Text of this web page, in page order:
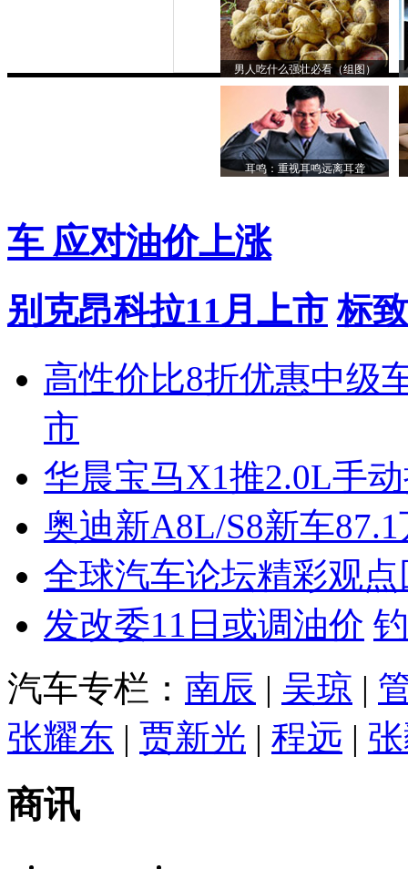
男人吃什么强壮必看（组图）
耳鸣：重视耳鸣远离耳聋
车 应对油价上涨
别克昂科拉11月上市 标
高性价比8折优惠中级
市
华晨宝马X1推2.0L手
奥迪新A8L/S8新车
全球汽车论坛精彩观点
发改委11日或调油价
汽车专栏： 南辰 | 吴琼 |
张耀东 | 贾新光 | 程远 |
商讯